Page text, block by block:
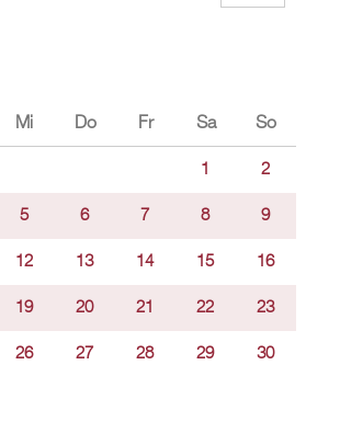
Mi Do Fr Sa So
1 2
5 6 7 8 9
12 13 14 15 16
19 20 21 22 23
26 27 28 29 30